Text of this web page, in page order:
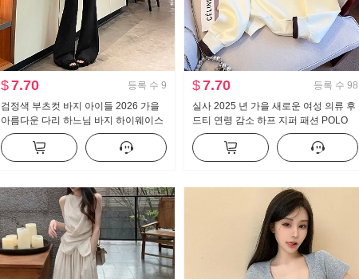
$7.70 등록 수 9
검정색 부츠컷 바지 아이들 2026 가을
아름다운 다리 하느님 바지 하이웨이스
트 수퍼 모델 바지 몸매 가꾸기 신축성
캐주얼 나팔 슬랙스
$7.70 등록 수 98
실사 2025 년 가을 새로운 여성 의류 후
드티 연령 감소 하프 지퍼 패션 POLO
칼라 캐주얼 다용도 슬림해 보이는